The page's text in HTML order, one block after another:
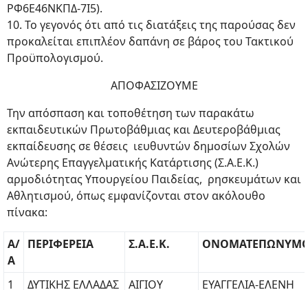
ΡΦ6Ε46ΝΚΠΔ-7Ι5).
10. Το γεγονός ότι από τις διατάξεις της παρούσας δεν
προκαλείται επιπλέον δαπάνη σε βάρος του Τακτικού
Προϋπολογισμού.
ΑΠΟΦΑΣΙΖΟΥΜΕ
Την απόσπαση και τοποθέτηση των παρακάτω
εκπαιδευτικών Πρωτοβάθμιας και Δευτεροβάθμιας
εκπαίδευσης σε θέσεις ιευθυντών δημοσίων Σχολών
Ανώτερης Επαγγελματικής Κατάρτισης (Σ.Α.Ε.Κ.)
αρμοδιότητας Υπουργείου Παιδείας, ρησκευμάτων και
Αθλητισμού, όπως εμφανίζονται στον ακόλουθο
πίνακα:
Α/
Α
ΠΕΡΙΦΕΡΕΙΑ Σ.Α.Ε.Κ.
1 ΔΥΤΙΚΗΣ ΕΛΛΑΔΑΣ ΑΙΓΙΟΥ ΕΥΑΓΓΕΛΙΑ-ΕΛΕΝΗ